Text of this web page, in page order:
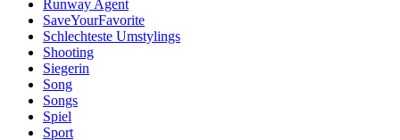
Runway Agent
SaveYourFavorite
Schlechteste Umstylings
Shooting
Siegerin
Song
Songs
Spiel
Sport